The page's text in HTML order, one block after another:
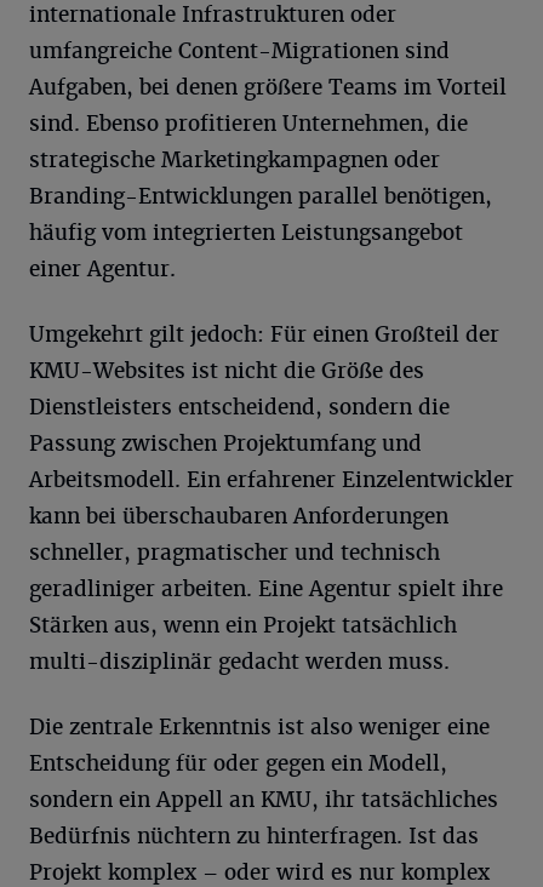
internationale Infrastrukturen oder
umfangreiche Content-Migrationen sind
Aufgaben, bei denen größere Teams im Vorteil
sind. Ebenso profitieren Unternehmen, die
strategische Marketingkampagnen oder
Branding-Entwicklungen parallel benötigen,
häufig vom integrierten Leistungsangebot
einer Agentur.
Umgekehrt gilt jedoch: Für einen Großteil der
KMU-Websites ist nicht die Größe des
Dienstleisters entscheidend, sondern die
Passung zwischen Projektumfang und
Arbeitsmodell. Ein erfahrener Einzelentwickler
kann bei überschaubaren Anforderungen
schneller, pragmatischer und technisch
geradliniger arbeiten. Eine Agentur spielt ihre
Stärken aus, wenn ein Projekt tatsächlich
multi-disziplinär gedacht werden muss.
Die zentrale Erkenntnis ist also weniger eine
Entscheidung für oder gegen ein Modell,
sondern ein Appell an KMU, ihr tatsächliches
Bedürfnis nüchtern zu hinterfragen. Ist das
Projekt komplex – oder wird es nur komplex